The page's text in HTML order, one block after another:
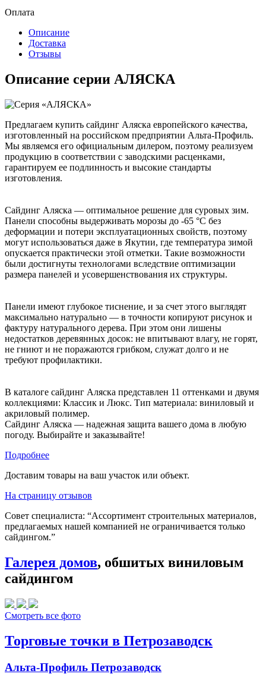
Оплата
Описание
Доставка
Отзывы
Описание серии АЛЯСКА
Предлагаем купить сайдинг Аляска европейского качества,
изготовленный на российском предприятии Альта-Профиль.
Мы являемся его официальным дилером, поэтому реализуем
продукцию в соответствии с заводскими расценками,
гарантируем ее подлинность и высокие стандарты
изготовления.
Сайдинг Аляска — оптимальное решение для суровых зим.
Панели способны выдерживать морозы до -65 °C без
деформации и потери эксплуатационных свойств, поэтому
могут использоваться даже в Якутии, где температура зимой
опускается практически этой отметки. Такие возможности
были достигнуты технологами вследствие оптимизации
размера панелей и усовершенствования их структуры.
Панели имеют глубокое тиснение, и за счет этого выглядят
максимально натурально — в точности копируют рисунок и
фактуру натурального дерева. При этом они лишены
недостатков деревянных досок: не впитывают влагу, не горят,
не гниют и не поражаются грибком, служат долго и не
требуют профилактики.
В каталоге сайдинг Аляска представлен 11 оттенками и двумя
коллекциями: Классик и Люкс. Тип материала: виниловый и
акриловый полимер.
Сайдинг Аляска — надежная защита вашего дома в любую
погоду. Выбирайте и заказывайте!
Подробнее
Доставим товары на ваш участок или объект.
На страницу отзывов
Совет специалиста: “Ассортимент строительных материалов,
предлагаемых нашей компанией не ограничивается только
сайдингом.”
Галерея домов, обшитых виниловым
сайдингом
Смотреть все фото
Торговые точки в Петрозаводск
Альта-Профиль Петрозаводск